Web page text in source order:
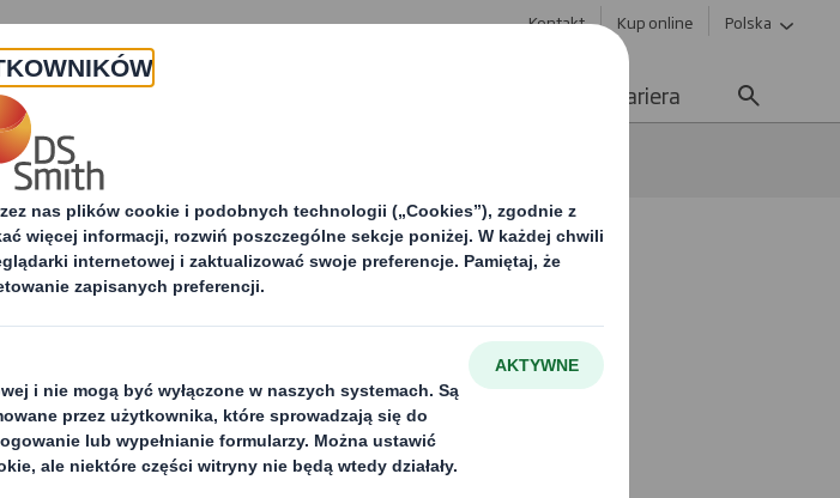
Kontakt Kup online Polska
Produkty i usługi Kariera
uszkodzonych dostaw przed Black Friday
dostaw